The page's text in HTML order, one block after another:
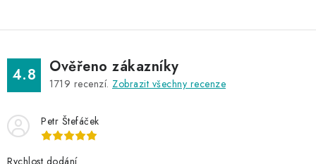
4.8 Ověřeno zákazníky
1719 recenzí. Zobrazit všechny recenze
Petr Štefáček